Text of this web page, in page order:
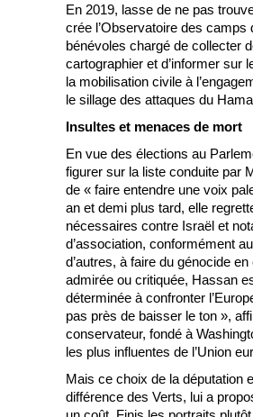
En 2019, lasse de ne pas
crée l’Observatoire des
bénévoles chargé de collecter
cartographier et d’informer sur
la mobilisation civile à
le sillage des attaques du
Insultes et menaces de mort
En vue des élections au
figurer sur la liste conduite par
de « faire entendre une voix
an et demi plus tard, elle
nécessaires contre Israël et
d’association, conformément
d’autres, à faire du génocide
admirée ou critiquée, Hassan
déterminée à confronter
pas près de baisser le ton »,
conservateur, fondé à
les plus influentes de l’Union
Mais ce choix de la députation
différence des Verts, lui a